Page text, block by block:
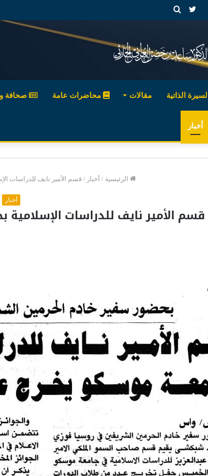
بحثتويتر
السيرة الذاتية مقالات محاضرات عامة صحافة
أخبار
الرئيسية / أخبار / قسم الأمير نايف للدراسات
أخبار
قسم الأمير نايف للدراسات